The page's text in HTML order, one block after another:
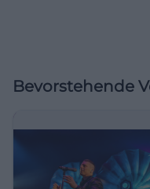
Bevorstehende